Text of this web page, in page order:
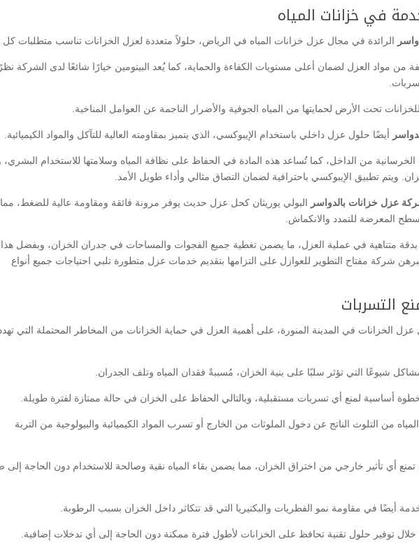
في خزانات المياه
الرائدة في مجال عزل خزانات المياه في الرياض، حلولاً متعددة لعزل الخزانات تناسب متطلبات كل
من مواد العزل لضمان أعلى مستويات الكفاءة والحماية، كما يُعد البيتومين خيارًا شائعًا لدى الشركة
تحت الأرض لحمايتها من المياه الجوفية والأضرار الناجمة عن العوامل المناخية.
أيضًا حلول عزل داخلي باستخدام الإيبوكسي، الذي يتميز بمقاومته العالية للتآكل والمواد الكيميائية.
الخرسانية من الداخل، كما تُساعد هذه المادة في الحفاظ على نظافة المياه وسلامتها للاستخدام البشري،
ويتم تطبيق الإيبوكسي باحترافية لضمان التصاق مثالي وأداء طويل الأمد.
عزل خزانات بالدواسر البولي يوريثان كحل عزل حديث يوفر مرونة فائقة ومقاومة عالية للضغط، مما
المعرضة للتمدد والانكماش.
متناهية في عملية العزل، ما يضمن تغطية جميع الفجوات والمساحات في جدران الخزان، وبفضل هذا
تُبرهن شركة مفتاح التطوير للعوازل على التزامها بتقديم خدمات عزل متطورة تلبي احتياجات جميع أنواع
التسربات
الخزانات في المدينة المنورة، على أهمية العزل في حماية الخزانات من المخاطر المحتملة التي تهدد
شيوعًا التي تؤثر سلبًا على بنية الخزان، مُسببةً فقدان المياه وتلف الجدران.
أساسية لمنع أي تسربات مستقبلية، وبالتالي الحفاظ على الخزان في حالة ممتازة لفترة طويلة.
من التلوث الناتج عن دخول الملوثات من الخارج أو تسرب المواد الكيميائية والبيولوجية من التربة
أي تأثير خارجي من اختراق الخزان، مما يضمن بقاء المياه نقية وصالحة للاستخدام دون الحاجة إلى
أيضًا في مقاومة نمو الفطريات والبكتيريا التي قد تتكاثر داخل الخزان بسبب الرطوبة.
توفير حلول تقنية تحافظ على الخزانات لأطول فترة ممكنة دون الحاجة إلى أي تدخلات إضافية.